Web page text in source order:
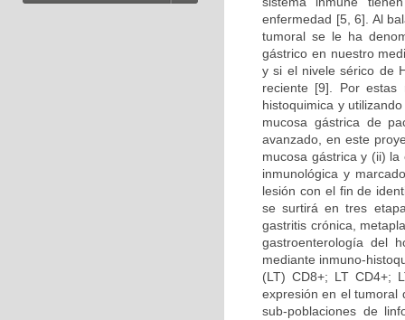
enfermedad [5, 6]. Al
tumoral se le ha
gástrico en nuestro
y si el nivele sérico de
reciente [9]. Por estas
histoquimica y
mucosa gástrica de
avanzado, en este
mucosa gástrica y (ii)
inmunológica y
lesión con el fin de
se surtirá en tres
gastritis crónica,
gastroenterología del
mediante inmuno-
(LT) CD8+; LT CD4+;
expresión en el tumoral
sub-poblaciones de